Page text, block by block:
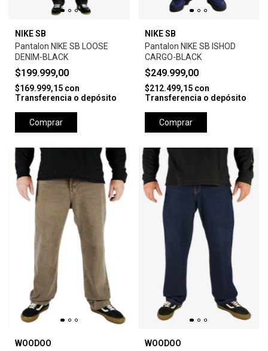
NIKE SB
Pantalon NIKE SB LOOSE
DENIM-BLACK
$199.999,00
$169.999,15 con
Transferencia o depósito
Comprar
NIKE SB
Pantalon NIKE SB ISHOD
CARGO-BLACK
$249.999,00
$212.499,15 con
Transferencia o depósito
Comprar
WOODOO
WOODOO